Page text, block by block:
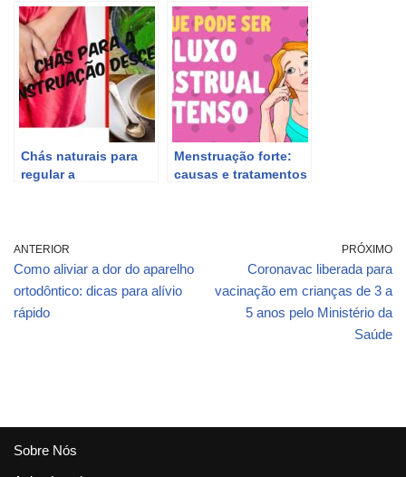
Mulheres
Chás naturais para
regular a
Menstruação forte:
causas e tratamentos
ANTERIOR
Como aliviar a dor do aparelho
ortodôntico: dicas para alívio
rápido
PRÓXIMO
Coronavac liberada para
vacinação em crianças de 3 a
5 anos pelo Ministério da
Saúde
Sobre Nós